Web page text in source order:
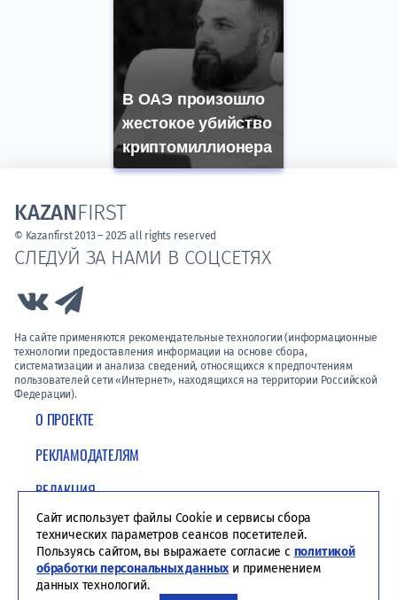
В ОАЭ произошло
жестокое убийство
криптомиллионера
О ПРОЕКТЕ
РЕКЛАМОДАТЕЛЯМ
РЕДАКЦИЯ
ПОЛИТИКА КОНФИДЕНЦИАЛЬНОСТИ
СЛЕДУЙ ЗА НАМИ В СОЦСЕТЯХ
Link to Vk
На сайте применяются рекомендательные технологии (информационные
технологии предоставления информации на основе сбора,
систематизации и анализа сведений, относящихся к предпочтениям
пользователей сети «Интернет», находящихся на территории Российской
Федерации).
KAZANFIRST
© Kazanfirst 2013 – 2025 all rights reserved
Сайт использует файлы Cookie и сервисы сбора
технических параметров сеансов посетителей.
Пользуясь сайтом, вы выражаете согласие с политикой
обработки персональных данных и применением
данных технологий.